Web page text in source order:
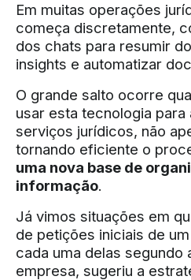
Em muitas operações
começa discretamente,
dos chats para resumir
insights e automatizar
O grande salto ocorre
usar esta tecnologia
serviços jurídicos, não
tornando eficiente o
uma nova base de
informação.
Já vimos situações em
de petições iniciais de
cada uma delas segundo
empresa, sugeriu a